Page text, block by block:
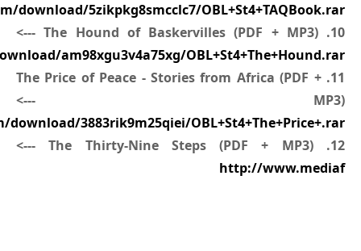
download/5zikpkg8smcclc7/OBL+St4+TAQBook.rar
10. The Hound of Baskervilles (PDF + MP3) --->
am98xgu3v4a75xg/OBL+St4+The+Hound.rar
11. The Price of Peace - Stories from Africa (PDF +
MP3) --->
3883rik9m25qiei/OBL+St4+The+Price+.rar
12. The Thirty-Nine Steps (PDF + MP3) --->
http://www.mediaf